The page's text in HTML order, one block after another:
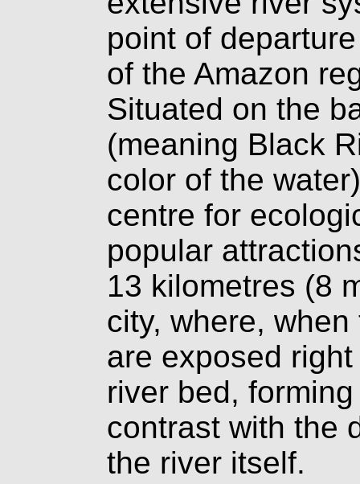
point of
of the Amazon
Situated on the
(meaning Black
color of the
centre for
popular
13 kilometres (8
city, where,
are exposed
river bed,
contrast with the
the river itself.